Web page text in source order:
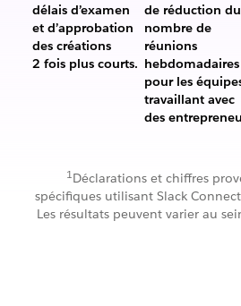
délais d’examen
et d’approbation
des créations
2 fois plus courts.Les
délais
d’examen
et
créations
2 fois
plus
courts.
de réduction du
nombre de
réunions
hebdomadaires
pour les
travaillant avec
des
1Déclarations et chiffres
spécifiques utilisant Slack
Les résultats peuvent varier au